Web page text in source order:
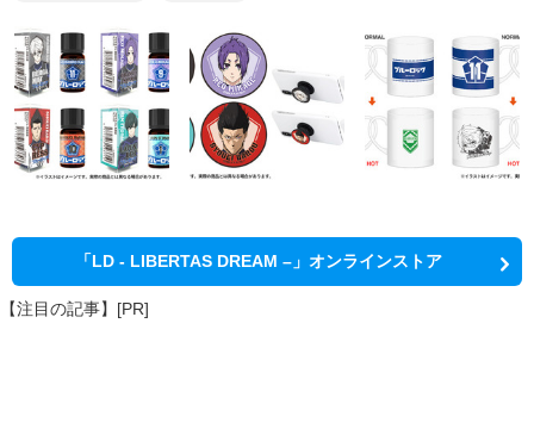
「LD - LIBERTAS DREAM –」オンラインストア
【注目の記事】[PR]